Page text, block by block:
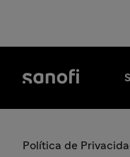
Política de